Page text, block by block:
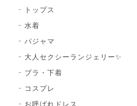
トップス
水着
パジャマ
大人セクシーランジェリー✨
ブラ・下着
コスプレ
お呼ばれドレス